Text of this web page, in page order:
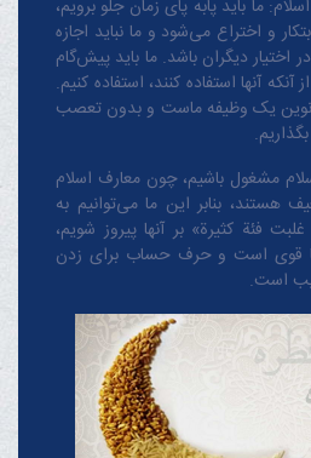
ما باید پابه پای زمان جلو برویم،
و اختراع می‌شود و ما نباید اجازه
دیگران باشد. ما باید پیش‌گام
آنها استفاده کنند، استفاده کنیم.
نوین یک وظیفه ماست و بدون تعصب
مشغول باشیم، چون معارف اسلام
بنابر این ما می‌توانیم به
فئة کثیرة» بر آنها پیروز شویم،
قوی است و حرف حساب برای زدن
است.